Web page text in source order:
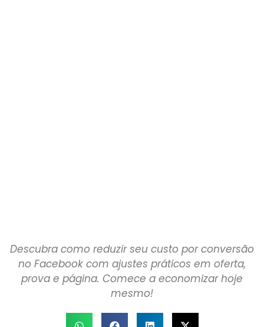
Descubra como reduzir seu custo por conversão
no Facebook com ajustes práticos em oferta,
prova e página. Comece a economizar hoje
mesmo!